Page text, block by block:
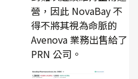
營，因此 NovaBay 不
得不將其視為命脈的
Avenova 業務出售給了
PRN 公司。